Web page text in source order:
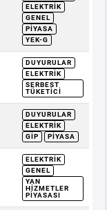
ELEKTRIK
GENEL
PIYASA
YEK-G
DUYURULAR
ELEKTRIK
SERBEST
TÜKETICI
DUYURULAR
ELEKTRIK
GİP
PIYASA
ELEKTRIK
GENEL
YAN
HIZMETLER
PIYASASI